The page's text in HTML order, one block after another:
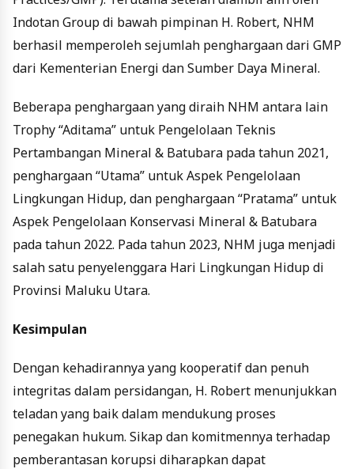
Indotan Group di bawah pimpinan H. Robert, NHM
berhasil memperoleh sejumlah penghargaan dari GMP
dari Kementerian Energi dan Sumber Daya Mineral.
Beberapa penghargaan yang diraih NHM antara lain
Trophy “Aditama” untuk Pengelolaan Teknis
Pertambangan Mineral & Batubara pada tahun 2021,
penghargaan “Utama” untuk Aspek Pengelolaan
Lingkungan Hidup, dan penghargaan “Pratama” untuk
Aspek Pengelolaan Konservasi Mineral & Batubara
pada tahun 2022. Pada tahun 2023, NHM juga menjadi
salah satu penyelenggara Hari Lingkungan Hidup di
Provinsi Maluku Utara.
Kesimpulan
Dengan kehadirannya yang kooperatif dan penuh
integritas dalam persidangan, H. Robert menunjukkan
teladan yang baik dalam mendukung proses
penegakan hukum. Sikap dan komitmennya terhadap
pemberantasan korupsi diharapkan dapat